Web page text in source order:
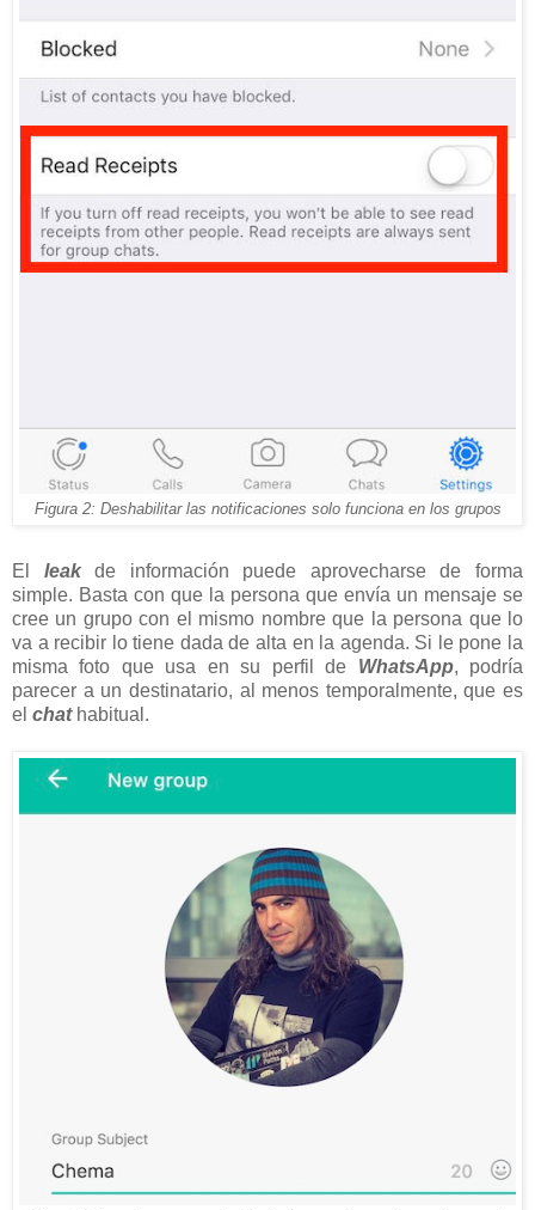
Figura 2: Deshabilitar las notificaciones solo funciona en los grupos
El leakde información puede aprovecharse de forma
simple. Basta con que la persona que envía un mensaje se
cree un grupo con el mismo nombre que la persona que lo
va a recibir lo tiene dada de alta en la agenda. Si le pone la
misma foto que usa en su perfil de WhatsApp, podría
parecer a un destinatario, al menos temporalmente, que es
el chathabitual.